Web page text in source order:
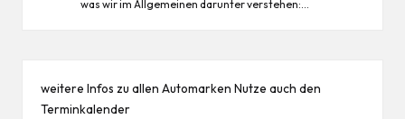
was wir im Allgemeinen darunter verstehen:…
weitere Infos zu allen Automarken Nutze auch den
Terminkalender